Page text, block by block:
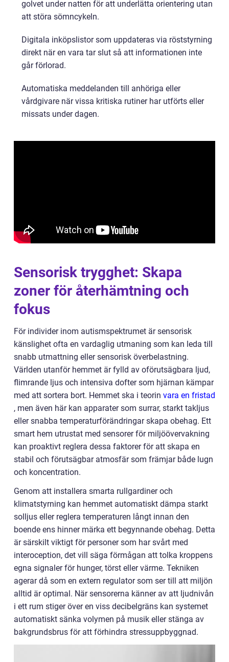
golvet under natten för att underlätta orientering utan
att störa sömncykeln.
Digitala inköpslistor som uppdateras via röststyrning
direkt när en vara tar slut så att informationen inte
går förlorad.
Automatiska meddelanden till anhöriga eller
vårdgivare när vissa kritiska rutiner har utförts eller
missats under dagen.
Sensorisk trygghet: Skapa
zoner för återhämtning och
fokus
För individer inom autismspektrumet är sensorisk
känslighet ofta en vardaglig utmaning som kan leda till
snabb utmattning eller sensorisk överbelastning.
Världen utanför hemmet är fylld av oförutsägbara ljud,
flimrande ljus och intensiva dofter som hjärnan kämpar
med att sortera bort. Hemmet ska i teorin vara en fristad
, men även här kan apparater som surrar, starkt takljus
eller snabba temperaturförändringar skapa obehag. Ett
smart hem utrustat med sensorer för miljöövervakning
kan proaktivt reglera dessa faktorer för att skapa en
stabil och förutsägbar atmosfär som främjar både lugn
och koncentration.
Genom att installera smarta rullgardiner och
klimatstyrning kan hemmet automatiskt dämpa starkt
solljus eller reglera temperaturen långt innan den
boende ens hinner märka ett begynnande obehag. Detta
är särskilt viktigt för personer som har svårt med
interoception, det vill säga förmågan att tolka kroppens
egna signaler för hunger, törst eller värme. Tekniken
agerar då som en extern regulator som ser till att miljön
alltid är optimal. När sensorerna känner av att ljudnivån
i ett rum stiger över en viss decibelgräns kan systemet
automatiskt sänka volymen på musik eller stänga av
bakgrundsbrus för att förhindra stressuppbyggnad.